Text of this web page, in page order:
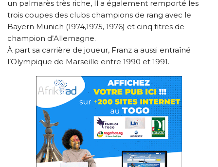
un palmarès très riche, Il a également remporté les
trois coupes des clubs champions de rang avec le
Bayern Munich (1974,1975, 1976) et cinq titres de
champion d’Allemagne.
À part sa carrière de joueur, Franz a aussi entraîné
l’Olympique de Marseille entre 1990 et 1991.